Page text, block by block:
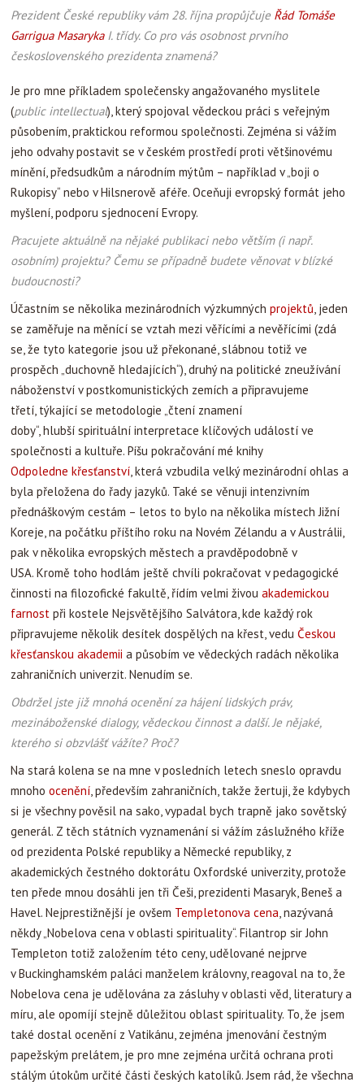
Prezident České republiky vám 28. října propůjčuje Řád Tomáše
Garrigua MasarykaI. třídy. Co pro vás osobnost prvního
československého prezidenta znamená?
Je pro mne příkladem společensky angažovaného myslitele
(public intellectual), který spojoval vědeckou práci s veřejným
působením, praktickou reformou společnosti. Zejména si vážím
jeho odvahy postavit se v českém prostředí proti většinovému
mínění, předsudkům a národním mýtům – například v „boji o
Rukopisy“ nebo v Hilsnerově aféře. Oceňuji evropský formát jeho
myšlení, podporu sjednocení Evropy.
Pracujete aktuálně na nějaké publikaci nebo větším (i např.
osobním) projektu? Čemu se případně budete věnovat v blízké
budoucnosti?
Účastním se několika mezinárodních výzkumných projektů, jeden
se zaměřuje na měnící se vztah mezi věřícími a nevěřícími (zdá
se, že tyto kategorie jsou už překonané, slábnou totiž ve
prospěch „duchovně hledajících“), druhý na politické zneužívání
náboženství v postkomunistických zemích a připravujeme
třetí, týkající se metodologie „čtení znamení
doby“, hlubší spirituální interpretace klíčových událostí ve
společnosti a kultuře. Píšu pokračování mé knihy
Odpoledne křesťanství, která vzbudila velký mezinárodní ohlas a
byla přeložena do řady jazyků. Také se věnuji intenzivním
přednáškovým cestám – letos to bylo na několika místech Jižní
Koreje, na počátku příštího roku na Novém Zélandu a v Austrálii,
pak v několika evropských městech a pravděpodobně v
USA. Kromě toho hodlám ještě chvíli pokračovat v pedagogické
činnosti na filozofické fakultě, řídím velmi živou akademickou
farnost při kostele Nejsvětějšího Salvátora, kde každý rok
připravujeme několik desítek dospělých na křest, vedu Českou
křesťanskou akademii a působím ve vědeckých radách několika
zahraničních univerzit. Nenudím se.
Obdržel jste již mnohá ocenění za hájení lidských práv,
mezináboženské dialogy, vědeckou činnost a další. Je nějaké,
kterého si obzvlášť vážíte? Proč?
Na stará kolena se na mne v posledních letech sneslo opravdu
mnoho ocenění, především zahraničních, takže žertuji, že kdybych
si je všechny pověsil na sako, vypadal bych trapně jako sovětský
generál. Z těch státních vyznamenání si vážím záslužného kříže
od prezidenta Polské republiky a Německé republiky, z
akademických čestného doktorátu Oxfordské univerzity, protože
ten přede mnou dosáhli jen tři Češi, prezidenti Masaryk, Beneš a
Havel. Nejprestižnější je ovšem Templetonova cena, nazývaná
někdy „Nobelova cena v oblasti spirituality“. Filantrop sir John
Templeton totiž založením této ceny, udělované nejprve
v Buckinghamském paláci manželem královny, reagoval na to, že
Nobelova cena je udělována za zásluhy v oblasti věd, literatury a
míru, ale opomíjí stejně důležitou oblast spirituality. To, že jsem
také dostal ocenění z Vatikánu, zejména jmenování čestným
papežským prelátem, je pro mne zejména určitá ochrana proti
stálým útokům určité části českých katolíků. Jsem rád, že všechna